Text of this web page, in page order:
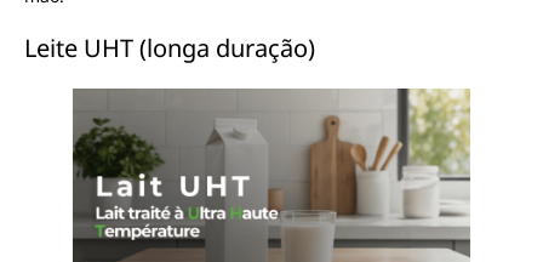
Leite UHT (longa duração)